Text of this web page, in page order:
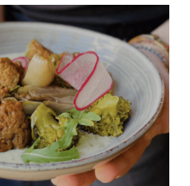
FACEBOOKINSTAGRAM
LINKEDINYOUTUBE